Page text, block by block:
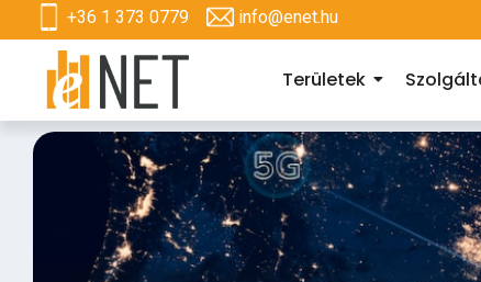
+36 1 373 0779 info@enet.hu
Területek